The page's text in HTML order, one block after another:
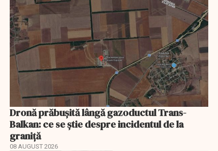
Dronă prăbușită lângă gazoductul Trans-
Balkan: ce se știe despre incidentul de la
graniță
08 AUGUST 2026